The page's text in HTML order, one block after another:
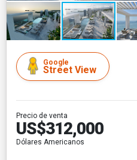
Google
Street View
Precio de venta
US$312,000
Dólares Americanos